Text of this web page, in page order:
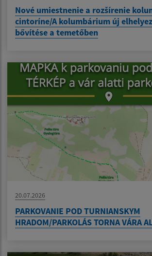
Nové umiestnenie a rozšírenie
cintoríne/A kolumbárium új
bővítése a temetőben
20.07.2026
PARKOVANIE POD TURNIANSKYM
HRADOM/PARKOLÁS TORNA VÁRA